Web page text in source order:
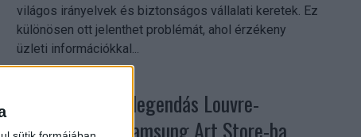
világos irányelvek és biztonságos vállalati keretek. Ez
különösen ott jelenthet problémát, ahol érzékeny
üzleti információkkal...
Megérkezett a legendás Louvre-
gyűjtemény a Samsung Art Store-ba